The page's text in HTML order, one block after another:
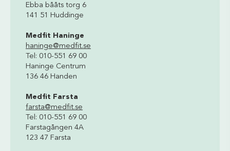
Ebba bååts torg 6
141 51 Huddinge
Medfit Haninge
haninge@medfit.se
Tel: 010-551 69 00
Haninge Centrum
136 46 Handen
Medfit Farsta
farsta@medfit.se
Tel: 010-551 69 00
Farstagången 4A
123 47 Farsta